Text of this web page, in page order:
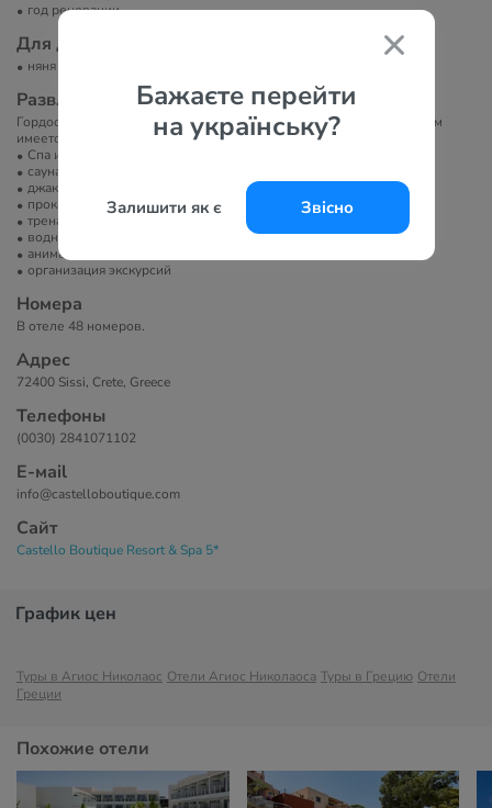
Бажаєте перейти
на українську?
Залишити як є Звісно
год реновации
Для детей
няня
Развлечение и спорт
Гордостью отеля Castello является роскошный спа-центр, в котором
имеется сауна, паровая баня, фитнес-зал и салон красоты.
Спа или велнес-центр
сауна/баня/хамам
джакузи
прокат велосипедов
тренажерный зал
водные развлечения
анимация
организация экскурсий
Номера
В отеле 48 номеров.
Адрес
72400 Sissi, Crete, Greece
Телефоны
(0030) 2841071102
Е-маil
info@castelloboutique.com
Сайт
Castello Boutique Resort & Spa 5*
График цен
Туры в Агиос Николаос Отели Агиос Николаоса Туры в Грецию Отели
Греции
Похожие отели